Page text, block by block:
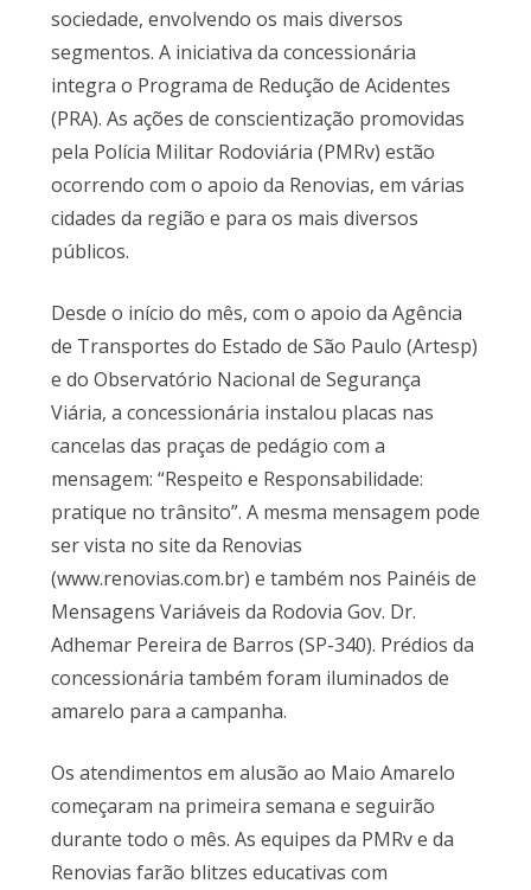
sociedade, envolvendo os mais diversos
segmentos. A iniciativa da concessionária
integra o Programa de Redução de Acidentes
(PRA). As ações de conscientização promovidas
pela Polícia Militar Rodoviária (PMRv) estão
ocorrendo com o apoio da Renovias, em várias
cidades da região e para os mais diversos
públicos.
Desde o início do mês, com o apoio da Agência
de Transportes do Estado de São Paulo (Artesp)
e do Observatório Nacional de Segurança
Viária, a concessionária instalou placas nas
cancelas das praças de pedágio com a
mensagem: “Respeito e Responsabilidade:
pratique no trânsito”. A mesma mensagem pode
ser vista no site da Renovias
(www.renovias.com.br) e também nos Painéis de
Mensagens Variáveis da Rodovia Gov. Dr.
Adhemar Pereira de Barros (SP-340). Prédios da
concessionária também foram iluminados de
amarelo para a campanha.
Os atendimentos em alusão ao Maio Amarelo
começaram na primeira semana e seguirão
durante todo o mês. As equipes da PMRv e da
Renovias farão blitzes educativas com